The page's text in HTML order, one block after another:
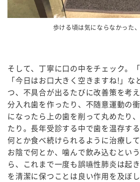
歩ける頃は気にならなかった
そして、丁寧に口の中をチェック。
「今日はお口大きく空きますね!」
つ、不具合が出るたびに改善策を考
分入れ歯を作ったり、不随意運動の
になったら上の歯を削って丸めたり
たり。長年受診する中で歯を温存す
何とか食べ続けられるように治療し
お陰で何とか、噛んで飲み込むとい
ら、これまで一度も誤嚥性肺炎は起
を清潔に保つことは良い作用を及ぼ